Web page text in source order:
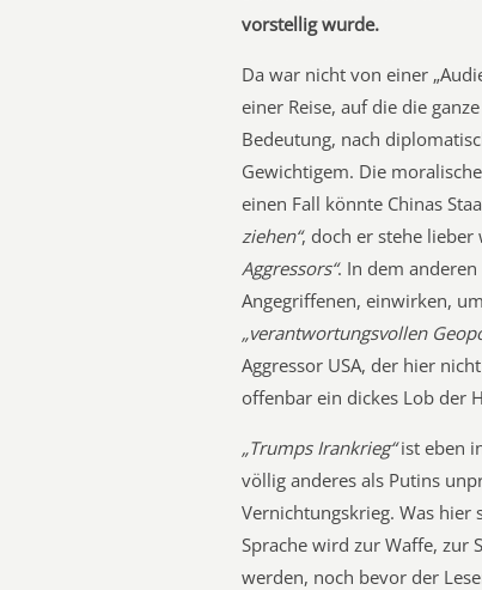
vorstellig wurde.
Da war nicht von einer
einer Reise, auf die die
Bedeutung, nach
Gewichtigem. Die
einen Fall könnte Chinas
ziehen“, doch er stehe lieber
Aggressors“. In dem
Angegriffenen, einwirken,
„verantwortungsvollen
Aggressor USA, der hier
offenbar ein dickes Lob der
„Trumps Irankrieg“ist eben
völlig anderes als Putins
Vernichtungskrieg. Was
Sprache wird zur Waffe, zur
werden, noch bevor der